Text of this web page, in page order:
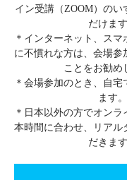
イン受講（ZOOM）のい
だけます
＊インターネット、ス
に不慣れな方は、会場参
ことをお勧め
＊会場参加のとき、自宅
ます。
＊日本以外の方でオンラ
本時間に合わせ、リアル
だきます